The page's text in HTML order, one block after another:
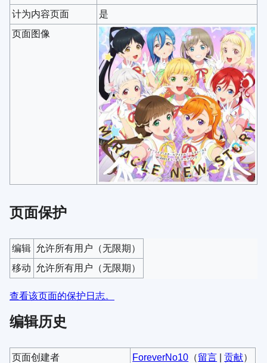
计为内容页面
是
页面图像
页面保护
编辑 允许所有用户​（无限期）
移动
允许所有用户​（无限期）
查看该页面的保护日志。
编辑历史
页面创建者 ForeverNo10 （留言 |贡献）